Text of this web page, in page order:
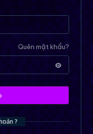
Quên mật khẩu?
?